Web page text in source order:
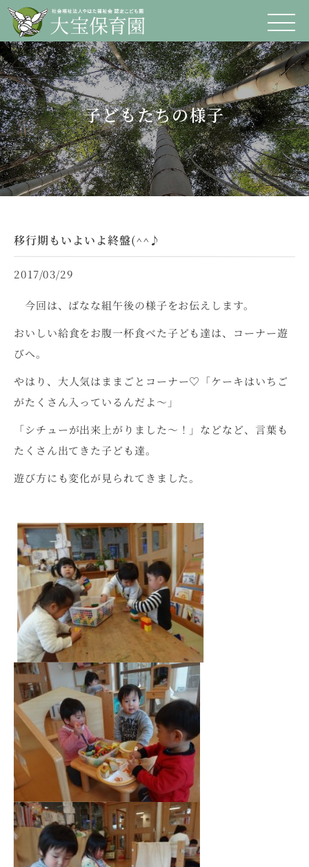
子どもたちの様子
移行期もいよいよ終盤(^^♪
2017/03/29
今回は、ばなな組午後の様子をお伝えします。
おいしい給食をお腹一杯食べた子ども達は、コーナー遊
びへ。
やはり、大人気はままごとコーナー♡「ケーキはいちご
がたくさん入っているんだよ～」
「シチューが出来上がりました～！」などなど、言葉も
たくさん出てきた子ども達。
遊び方にも変化が見られてきました。